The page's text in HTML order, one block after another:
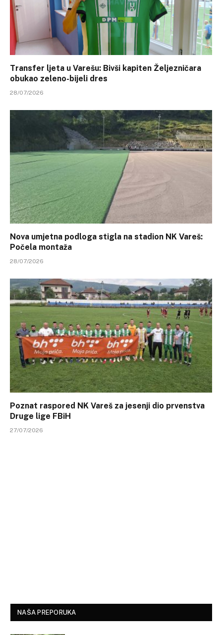
Transfer ljeta u Varešu: Bivši kapiten Željezničara
obukao zeleno-bijeli dres
28/07/2026
Nova umjetna podloga stigla na stadion NK Vareš:
Počela montaža
28/07/2026
Poznat raspored NK Vareš za jesenji dio prvenstva
Druge lige FBiH
27/07/2026
NAŠA PREPORUKA